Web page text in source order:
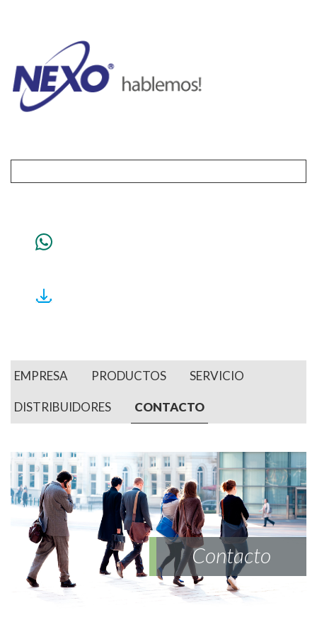
EMPRESA PRODUCTOS SERVICIO
DISTRIBUIDORES CONTACTO
Contacto